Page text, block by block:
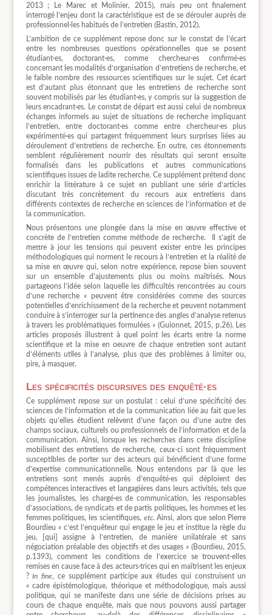
2013 ; Le Marec et Molinier, 2015), mais peu ont finalement
interrogé l’enjeu dont la caractéristique est de se dérouler auprès de
professionnel·les habitués de l’entretien (Bastin, 2012).
L’ambition de ce supplément repose donc sur le constat de l’écart
entre les nombreuses questions opérationnelles que se posent
étudiant·es, doctorant·es, comme chercheur·es confirmé·es
concernant les modalités d’organisation d’entretiens de recherche, et
le faible nombre des ressources scientifiques sur le sujet. Cet écart
est d’autant plus étonnant que les entretiens de recherche sont
souvent mobilisés par les étudiant·es, y compris sur la suggestion de
leurs encadrant·es. Le constat de départ est aussi celui de nombreux
échanges informels au sujet de situations de recherche impliquant
l’entretien, entre doctorant·es comme entre chercheur·es plus
expérimenté·es qui partagent fréquemment leurs surprises liées au
déroulement d’entretiens de recherche. En outre, ces étonnements
semblent régulièrement nourrir des résultats qui seront ensuite
formalisés dans les publications et autres communications
scientifiques issues de ladite recherche. Ce supplément prétend donc
enrichir la littérature à ce sujet en publiant une série d’articles
discutant très concrètement du recours aux entretiens dans
différents contextes de recherche en sciences de l’information et de
la communication.
Nous présentons une plongée dans la mise en œuvre effective et
concrète de l’entretien comme méthode de recherche. Il s’agit de
mettre à jour les tensions qui peuvent exister entre les principes
méthodologiques qui norment le recours à l’entretien et la réalité de
sa mise en œuvre qui, selon notre expérience, repose bien souvent
sur un ensemble d’ajustements plus ou moins maîtrisés. Nous
partageons l’idée selon laquelle les difficultés rencontrées au cours
d’une recherche « peuvent être considérées comme des sources
potentielles d’enrichissement de la recherche et peuvent notamment
conduire à s’interroger sur la pertinence des angles d’analyse retenus
à travers les problématiques formulées » (Guionnet, 2015, p.26). Les
articles proposés illustrent à quel point les écarts entre la norme
scientifique et la mise en oeuvre de chaque entretien sont autant
d’éléments utiles à l’analyse, plus que des problèmes à limiter ou,
pire, à masquer.
Les spécificités discursives des enquêté·es
Ce supplément repose sur un postulat : celui d’une spécificité des
sciences de l’information et de la communication liée au fait que les
objets qu’elles étudient relèvent d’une façon ou d’une autre des
champs sociaux, culturels ou professionnels de l’information et de la
communication. Ainsi, lorsque les recherches dans cette discipline
mobilisent des entretiens de recherche, ceux-ci sont fréquemment
susceptibles de porter sur des acteurs qui bénéficient d’une forme
d’expertise communicationnelle. Nous entendons par là que les
entretiens sont menés auprès d’enquêté·es qui déploient des
compétences interactives et langagières dans leurs activités, tels que
les journalistes, les chargé·es de communication, les responsables
d’associations, de syndicats et de partis politiques, les hommes et les
femmes politiques, les scientifiques, etc. Ainsi, alors que selon Pierre
Bourdieu « c’est l’enquêteur qui engage le jeu et institue la règle du
jeu, [qui] assigne à l’entretien, de manière unilatérale et sans
négociation préalable des objectifs et des usages » (Bourdieu, 2015,
p.1393), comment les conditions de l’exercice se trouvent-elles
remises en cause face à des acteurs·trices qui en maîtrisent les enjeux
?In fine, ce supplément participe aux études qui construisent un
« cadre épistémologique, théorique et méthodologique, mais aussi
politique, qui se manifeste dans une série de décisions prises au
cours de chaque enquête, mais que nous pouvons aussi partager